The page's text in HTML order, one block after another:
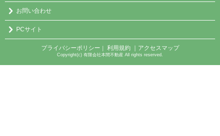
お問い合わせ
PCサイト
プライバシーポリシー ｜ 利用規約 ｜アクセスマップ
Copyright(c) 有限会社本間不動産 All rights reserved.